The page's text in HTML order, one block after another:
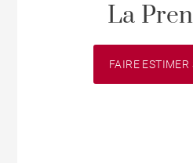
La
FAIRE ESTIMER